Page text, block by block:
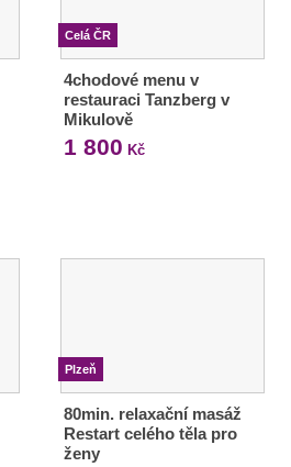
Celá ČR
4chodové menu v
restauraci Tanzberg v
Mikulově
1 800 Kč
Plzeň
80min. relaxační masáž
Restart celého těla pro
ženy